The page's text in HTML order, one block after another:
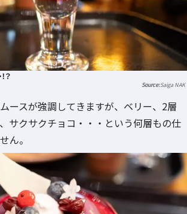
？
Saiga NAK
ースが強調してきますが、ベリー、2層
サクサクチョコ・・・という何層もの仕
ん。